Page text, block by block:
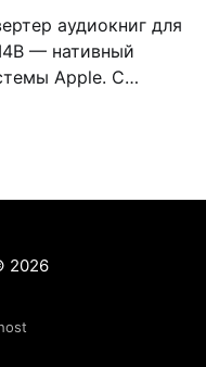
аудиокниг для
— нативный
Apple. С
2026